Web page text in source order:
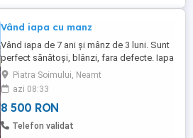
Vând iapa cu manz
Vând iapa de 7 ani și mânz de 3 luni. Sunt
perfect sănătoși, blânzi, fara defecte. Iapa
merge la căruță atât în unu cat și in doi și
sta bine la potcovit. Nu dau manzul
separat pentru taiere !!!!
Piatra Soimului, Neamt
azi 08:33
8 500 RON
Telefon validat